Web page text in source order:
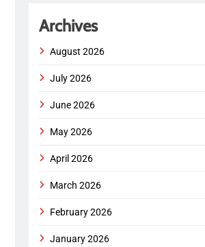
Archives
August 2026
July 2026
June 2026
May 2026
April 2026
March 2026
February 2026
January 2026